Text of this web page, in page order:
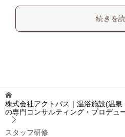
続きを
株式会社アクトパス｜温浴施設(温
の専門コンサルティング・プロデュ
スタッフ研修